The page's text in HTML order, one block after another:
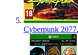
Cyberpunk